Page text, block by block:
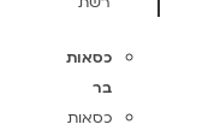
כסאות
בר
כסאות